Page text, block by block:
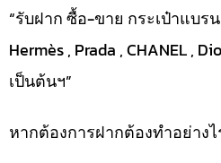
“รับฝาก ซื้อ-ขาย กระเป๋าแบ
Hermès , Prada , CHANEL ,
เป็นต้นฯ”
หากต้องการฝากต้องทำอย่างไ